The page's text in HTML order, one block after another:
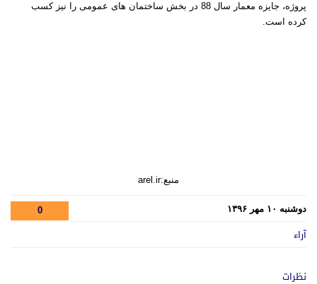
پروژه، جایزه معمار سال 88 در بخش ساختمان های عمومی را نیز کسب
کرده است.
منبع:arel.ir
دوشنبه ۱۰ مهر ۱۳۹۶ 0
آراء
نظرات